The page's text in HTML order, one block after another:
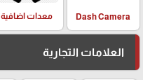
Dash Camera معدات اضافية
العلامات التجارية